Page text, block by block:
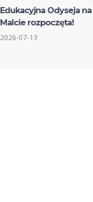
Edukacyjna Odyseja na
Malcie rozpoczęta!
2026-07-13